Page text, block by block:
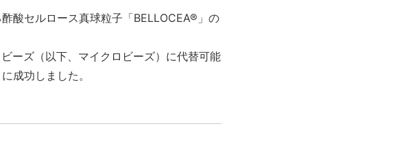
酸セルロース真球粒子「BELLOCEA®」の
ーズ（以下、マイクロビーズ）に代替可能
成功しました。